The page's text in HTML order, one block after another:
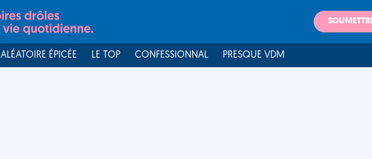
ALÉATOIRE ÉPICÉE LE TOP CONFESSIONNAL PRESQUE VDM